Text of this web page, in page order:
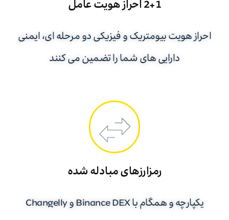
2+1 احراز هویت عامل
احراز هویت بیومتریک و فیزیکی دو مرحله ای، ایمنی
دارایی های شما را تضمین می کنند
رمزارزهای مبادله شده
یکپارچه و همگام با Binance DEX و Changelly